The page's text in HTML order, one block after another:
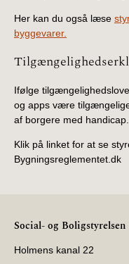
Her kan du også læse
byggevarer.
Ifølge
og apps være
af borgere med handicap.
Klik på linket for at se
Bygningsreglementet.dk
Social- og Boligstyrelsen
Holmens kanal 22